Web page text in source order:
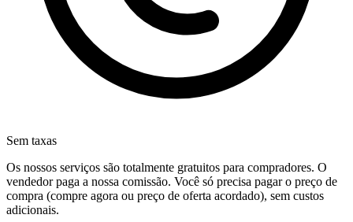
Sem taxas
Os nossos serviços são totalmente gratuitos para compradores. O
vendedor paga a nossa comissão. Você só precisa pagar o preço de
compra (compre agora ou preço de oferta acordado), sem custos
adicionais.